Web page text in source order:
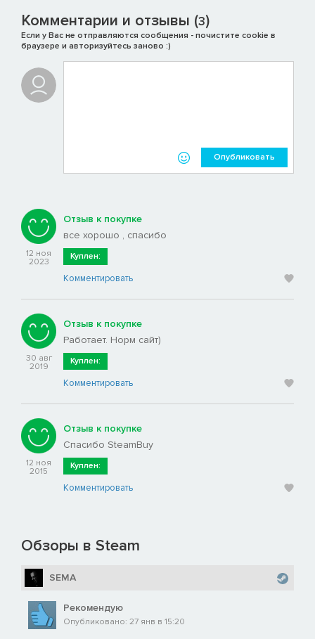
Комментарии и отзывы (3)
Если у Вас не отправляются сообщения - почистите cookie в
браузере и авторизуйтесь заново :)
Опубликовать
12 ноя
2023
Отзыв к покупке
все хорошо , спасибо
Куплен:
Комментировать
30 авг
2019
Отзыв к покупке
Работает. Норм сайт)
Куплен:
Комментировать
12 ноя
2015
Отзыв к покупке
Спасибо SteamBuy
Куплен:
Комментировать
Обзоры в Steam
SEMA
Рекомендую
Опубликовано: 27 янв в 15:20